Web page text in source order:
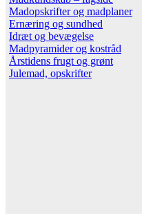
Madopskrifter og madplaner
Ernæring og sundhed
Idræt og bevægelse
Madpyramider og kostråd
Årstidens frugt og grønt
Julemad, opskrifter